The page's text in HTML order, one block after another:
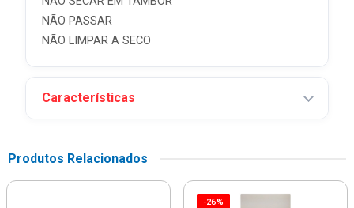
NÃO PASSAR
NÃO LIMPAR A SECO
Características
Produtos Relacionados
-26%